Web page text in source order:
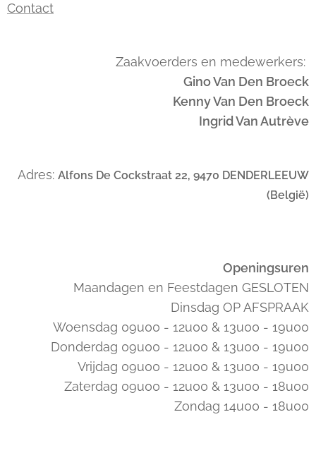
Contact
Zaakvoerders en medewerkers:
Gino Van Den Broeck
Kenny Van Den Broeck
Ingrid Van Autrève
Adres: Alfons De Cockstraat 22, 9470 DENDERLEEUW
(België)
Openingsuren
Maandagen en Feestdagen GESLOTEN
Dinsdag OP AFSPRAAK
Woensdag 09u00 - 12u00 & 13u00 - 19u00
Donderdag 09u00 - 12u00 & 13u00 - 19u00
Vrijdag 09u00 - 12u00 & 13u00 - 19u00
Zaterdag 09u00 - 12u00 & 13u00 - 18u00
Zondag 14u00 - 18u00